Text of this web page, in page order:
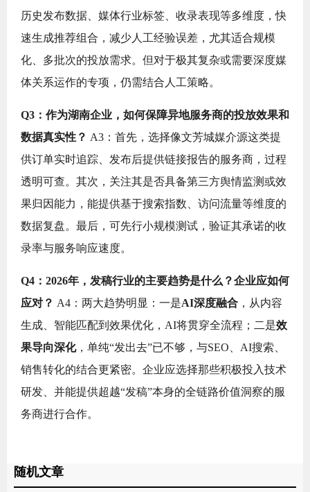
历史发布数据、媒体行业标签、收录表现等多维度，快
速生成推荐组合，减少人工经验误差，尤其适合规模
化、多批次的投放需求。但对于极其复杂或需要深度媒
体关系运作的专项，仍需结合人工策略。
Q3：作为湖南企业，如何保障异地服务商的投放效果和
数据真实性？ A3：首先，选择像文芳城媒介源这类提
供订单实时追踪、发布后提供链接报告的服务商，过程
透明可查。其次，关注其是否具备第三方舆情监测或效
果归因能力，能提供基于搜索指数、访问流量等维度的
数据复盘。最后，可先行小规模测试，验证其承诺的收
录率与服务响应速度。
Q4：2026年，发稿行业的主要趋势是什么？企业应如何
应对？ A4：两大趋势明显：一是AI深度融合 ，从内容
生成、智能匹配到效果优化，AI将贯穿全流程；二是效
果导向深化，单纯“发出去”已不够，与SEO、AI搜索、
销售转化的结合更紧密。企业应选择那些积极投入技术
研发、并能提供超越“发稿”本身的全链路价值洞察的服
务商进行合作。
随机文章